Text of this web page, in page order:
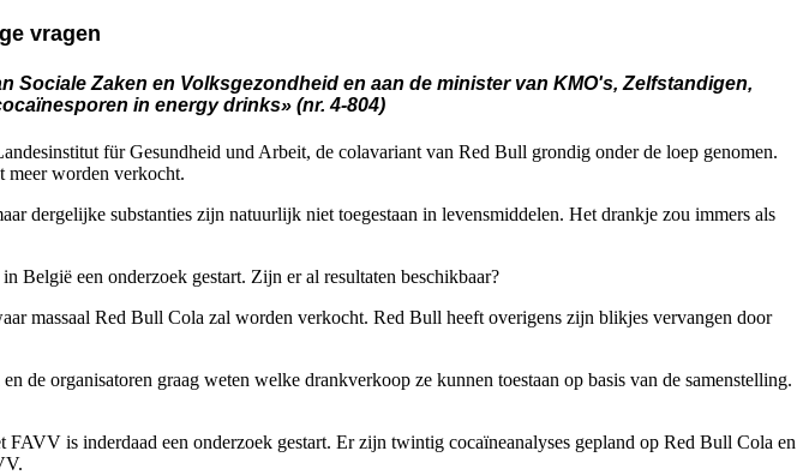
vragen
Zaken en Volksgezondheid en aan de minister van KMO's, Zelfstandigen,
in energy drinks» (nr. 4-804)
für Gesundheid und Arbeit, de colavariant van Red Bull grondig onder de loep genomen.
meer worden verkocht.
dergelijke substanties zijn natuurlijk niet toegestaan in levensmiddelen. Het drankje zou immers als
België een onderzoek gestart. Zijn er al resultaten beschikbaar?
massaal Red Bull Cola zal worden verkocht. Red Bull heeft overigens zijn blikjes vervangen door
organisatoren graag weten welke drankverkoop ze kunnen toestaan op basis van de samenstelling.
is inderdaad een onderzoek gestart. Er zijn twintig cocaïneanalyses gepland op Red Bull Cola en